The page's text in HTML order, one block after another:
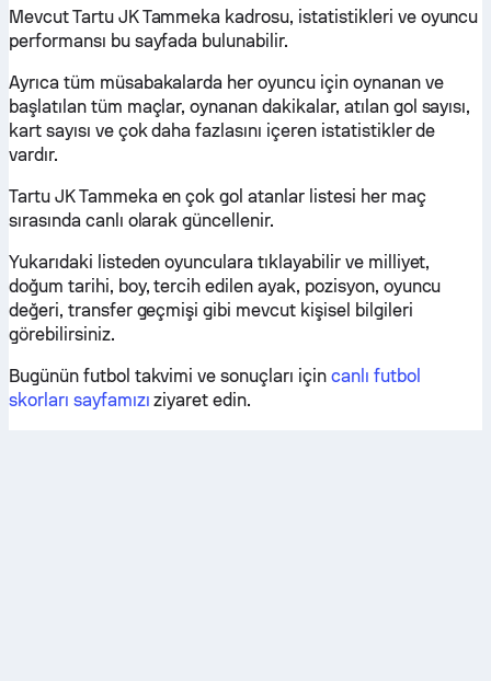
Mevcut Tartu JK Tammeka kadrosu, istatistikleri ve oyuncu
performansı bu sayfada bulunabilir.
Ayrıca tüm müsabakalarda her oyuncu için oynanan ve
başlatılan tüm maçlar, oynanan dakikalar, atılan gol sayısı,
kart sayısı ve çok daha fazlasını içeren istatistikler de
vardır.
Tartu JK Tammeka en çok gol atanlar listesi her maç
sırasında canlı olarak güncellenir.
Yukarıdaki listeden oyunculara tıklayabilir ve milliyet,
doğum tarihi, boy, tercih edilen ayak, pozisyon, oyuncu
değeri, transfer geçmişi gibi mevcut kişisel bilgileri
görebilirsiniz.
Bugünün futbol takvimi ve sonuçları için canlı futbol
skorları sayfamızı ziyaret edin.